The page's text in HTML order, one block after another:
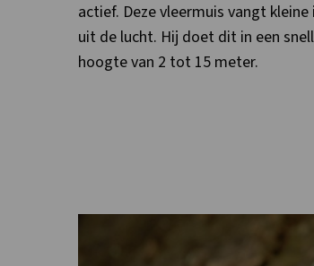
actief. Deze vleermuis vangt
uit de lucht. Hij doet dit in een
hoogte van 2 tot 15 meter.